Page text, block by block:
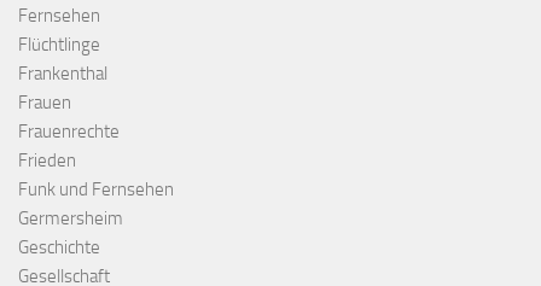
Fernsehen
Flüchtlinge
Frankenthal
Frauen
Frauenrechte
Frieden
Funk und Fernsehen
Germersheim
Geschichte
Gesellschaft